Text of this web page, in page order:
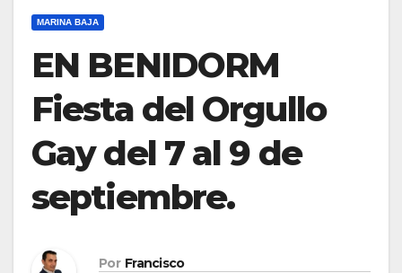
MARINA BAJA
EN BENIDORM
Fiesta del Orgullo
Gay del 7 al 9 de
septiembre.
Por Francisco